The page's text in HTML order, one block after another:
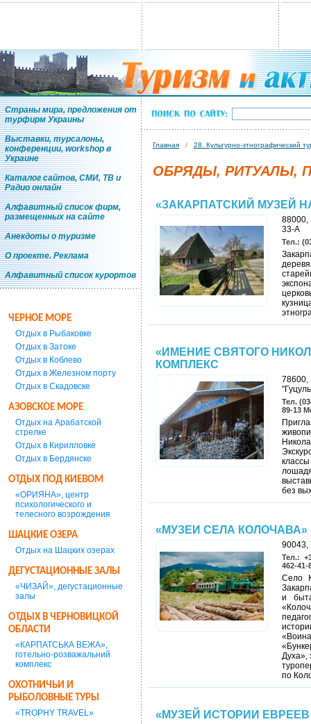
Страны мира, предложения от
турфирм Украины
Выставки, турсалоны,
конференции, workshop в
Украине
Каталог сайтов, СМИ, ТВ и
Радио онлайн
Алфавитный список фирм,
размещенных на сайте
Анекдоты о туризме
О проекте. Реклама
Алфавитный список курортов
ЧЕРНОЕ МОРЕ
Отдых в Рыбаковке
Отдых в Затоке
Отдых в Коблево
Отдых в Железном порту
Отдых в Скадовске
АЗОВСКОЕ МОРЕ
Отдых на Арабатской
стрелке
Отдых в Кирилловке
Отдых в Бердянске
ОТДЫХ ПОД КИЕВОМ
«ОРИЯНА», центр
психологического и
телесного возрождения
ШАЦКИЕ ОЗЕРА
Отдых на Шацких озерах
ДЕГУСТАЦИОННЫЕ ЗАЛЫ
«ЧИЗАЙ», дегустационные
залы
ОТДЫХ В ЧЕРНОВИЦКОЙ
ОБЛАСТИ
«КАРПАТСЬКА ВЕЖА»,
готельно-розважальний
комплекс
ОХОТНИЧЬИ И
РЫБОЛОВНЫЕ ТУРЫ
«TROPHY TRAVEL»
Главная / 28. Культурно-этнографический
ОБРЯДЫ, РИТУАЛЫ,
«ЗАКАРПАТСКИЙ МУЗЕЙ
88000,
33-А
Тел.:
«ИМЕНИЕ СВЯТОГО
КОМПЛЕКС
Тел.
89-13
без
«МУЗЕИ СЕЛА КОЛОЧАВА»
90043,
Тел.:
462-
Село
и
Духа»,
по
«МУЗЕЙ ИСТОРИИ